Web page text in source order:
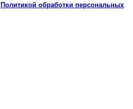
Политикой обработки персональных